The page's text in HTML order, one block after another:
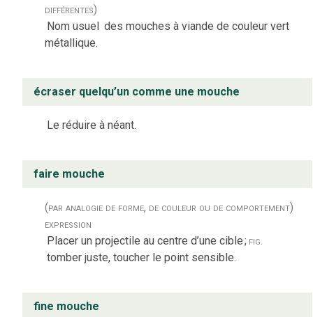
différentes)
Nom usuel des mouches à viande de couleur vert
métallique.
écraser quelqu’un comme une mouche
Le réduire à néant.
faire mouche
(par analogie de forme, de couleur ou de comportement)
expression
Placer un projectile au centre d’une cible; fig.
tomber juste, toucher le point sensible.
fine mouche